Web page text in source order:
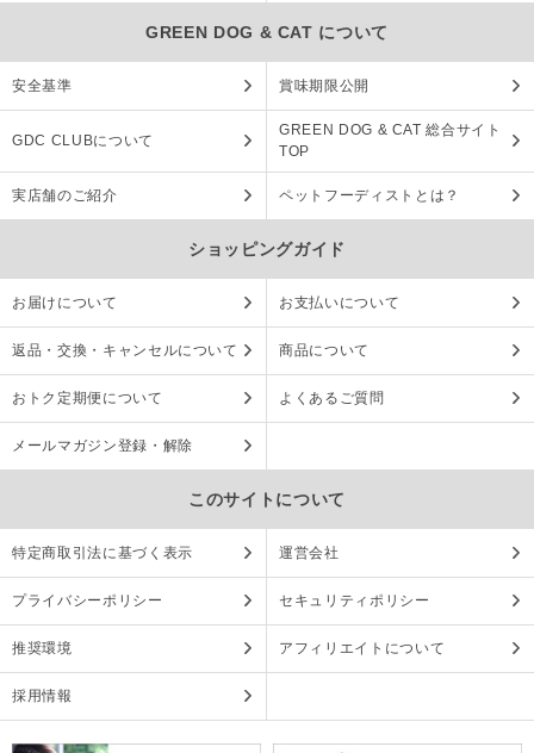
GREEN DOG & CAT について
安全基準 賞味期限公開
GDC CLUBについて
GREEN DOG & CAT 総合サイト
TOP
実店舗のご紹介 ペットフーディストとは？
ショッピングガイド
お届けについて お支払いについて
返品・交換・キャンセルについて 商品について
おトク定期便について よくあるご質問
メールマガジン登録・解除
このサイトについて
特定商取引法に基づく表示 運営会社
プライバシーポリシー セキュリティポリシー
推奨環境 アフィリエイトについて
採用情報